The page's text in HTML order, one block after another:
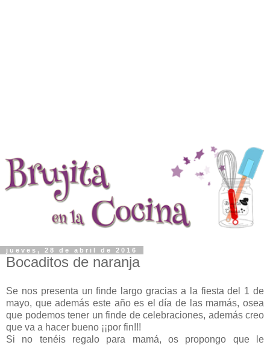
jueves, 28 de abril de 2016
Bocaditos de naranja
Se nos presenta un finde largo gracias a la fiesta del 1 de
mayo, que además este año es el día de las mamás, osea
que podemos tener un finde de celebraciones, además creo
que va a hacer bueno ¡¡por fin!!!
Si no tenéis regalo para mamá, os propongo que le